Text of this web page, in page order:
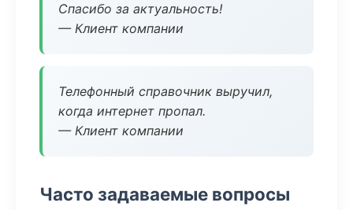
Спасибо за актуальность!
— Клиент компании
Телефонный справочник выручил,
когда интернет пропал.
— Клиент компании
Часто задаваемые вопросы